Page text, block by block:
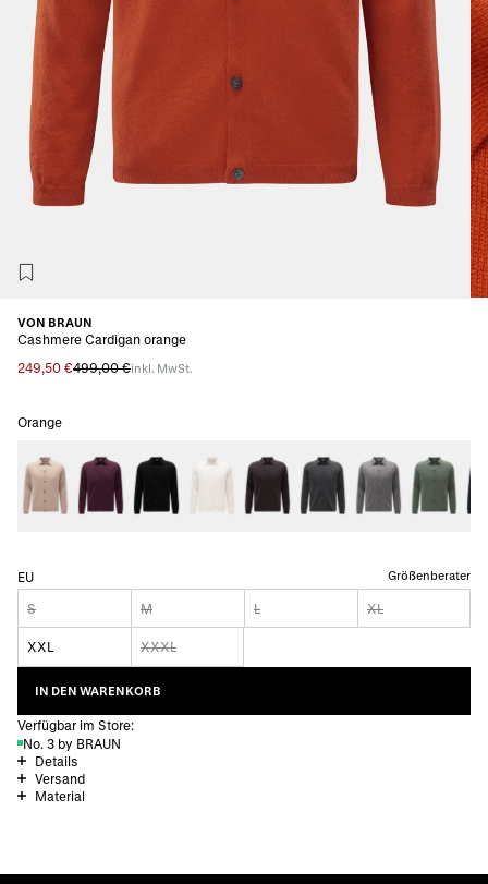
VON BRAUN
Cashmere Cardigan orange
249,50 €499,00 €inkl. MwSt.
Orange
EU Größenberater
S M L XL
XXL XXXL
IN DEN WARENKORB
Verfügbar im Store:
No. 3 by BRAUN
Details
Versand
Material